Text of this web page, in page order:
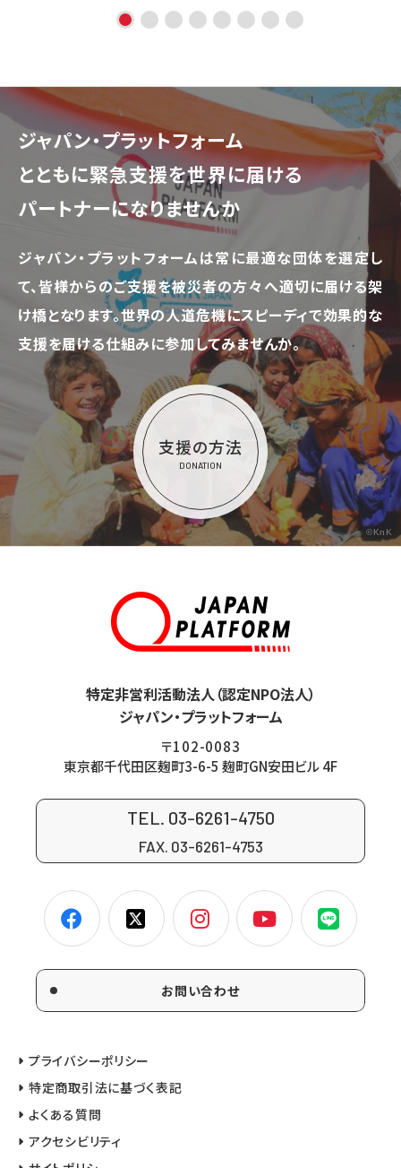
ジャパン・プラットフォーム
とともに緊急支援を世界に届ける
パートナーになりませんか
ジャパン・プラットフォームは常に最適な団体を選定し
て、皆様からのご支援を被災者の方々へ適切に届ける架
け橋となります。世界の人道危機にスピーディで効果的な
支援を届ける仕組みに参加してみませんか。
支援の方法
DONATION
©KnK
特定非営利活動法人（認定NPO法人）
ジャパン・プラットフォーム
〒102-0083
東京都千代田区麹町3-6-5 麹町GN安田ビル 4F
TEL. 03-6261-4750
FAX. 03-6261-4753
お問い合わせ
プライバシーポリシー
特定商取引法に基づく表記
よくある質問
アクセシビリティ